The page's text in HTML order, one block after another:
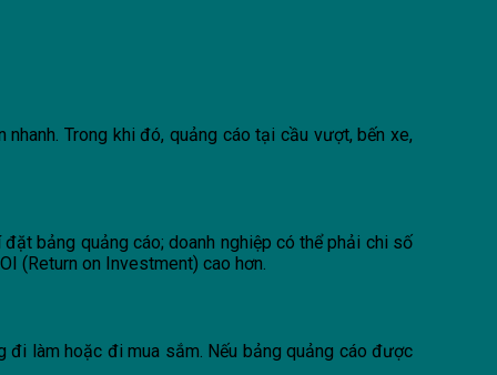
Trong khi đó, quảng cáo tại cầu vượt, bến xe,
bảng quảng cáo; doanh nghiệp có thể phải chi số
(Return on Investment) cao hơn.
đi làm hoặc đi mua sắm. Nếu bảng quảng cáo được